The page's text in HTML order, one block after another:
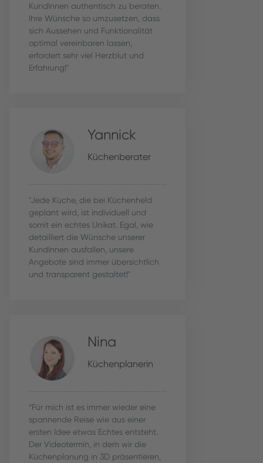
KundInnen authentisch zu beraten.
Ihre Wünsche so umzusetzen, dass
sich Aussehen und Funktionalität
optimal vereinbaren lassen,
erfordert sehr viel Herzblut und
Erfahrung!"
Yannick
Küchenberater
"Jede Küche, die bei Küchenheld
geplant wird, ist individuell und
somit ein echtes Unikat. Egal, wie
detailliert die Wünsche unserer
KundInnen ausfallen, unsere
Angebote sind immer übersichtlich
und transparent gestaltet!"
Nina
Küchenplanerin
“Für mich ist es immer wieder eine
spannende Reise wie aus einer
ersten Idee etwas Echtes entsteht.
Der Videotermin, in dem wir die
Küchenplanung in 3D präsentieren,